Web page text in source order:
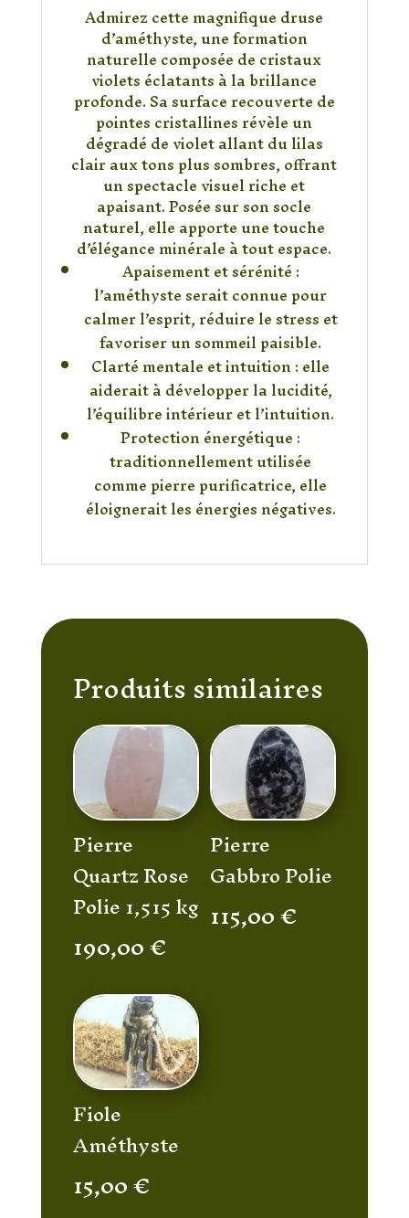
Admirez cette magnifique druse
d’améthyste, une formation
naturelle composée de cristaux
violets éclatants à la brillance
profonde. Sa surface recouverte de
pointes cristallines révèle un
dégradé de violet allant du lilas
clair aux tons plus sombres, offrant
un spectacle visuel riche et
apaisant. Posée sur son socle
naturel, elle apporte une touche
d’élégance minérale à tout espace.
Apaisement et sérénité :
l’améthyste serait connue pour
calmer l’esprit, réduire le stress et
favoriser un sommeil paisible.
Clarté mentale et intuition : elle
aiderait à développer la lucidité,
l’équilibre intérieur et l’intuition.
Protection énergétique :
traditionnellement utilisée
comme pierre purificatrice, elle
éloignerait les énergies négatives.
Produits similaires
Pierre
Quartz Rose
Polie 1,515 kg
190,00€
Pierre
Gabbro Polie
115,00€
Fiole
Améthyste
15,00€